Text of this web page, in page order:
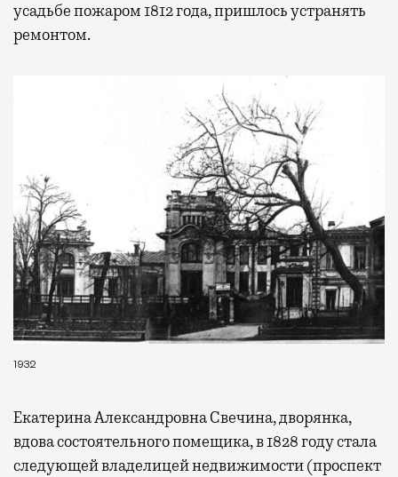
усадьбе пожаром 1812 года, пришлось устранять
ремонтом.
1932
Екатерина Александровна Свечина, дворянка,
вдова состоятельного помещика, в 1828 году стала
следующей владелицей недвижимости (проспект